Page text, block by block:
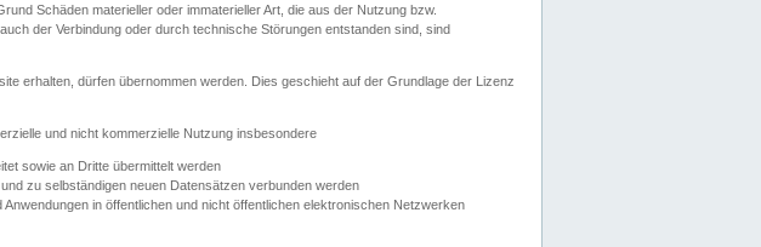
Schäden materieller oder immaterieller Art, die aus der Nutzung bzw.
der Verbindung oder durch technische Störungen entstanden sind, sind
erhalten, dürfen übernommen werden. Dies geschieht auf der Grundlage der Lizenz
und nicht kommerzielle Nutzung insbesondere
sowie an Dritte übermittelt werden
zu selbständigen neuen Datensätzen verbunden werden
in öffentlichen und nicht öffentlichen elektronischen Netzwerken